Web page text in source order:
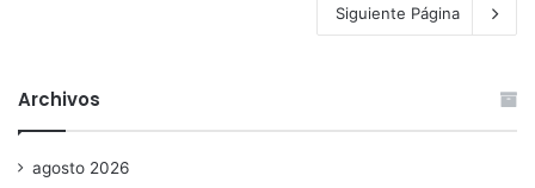
Siguiente Página
Archivos
agosto 2026